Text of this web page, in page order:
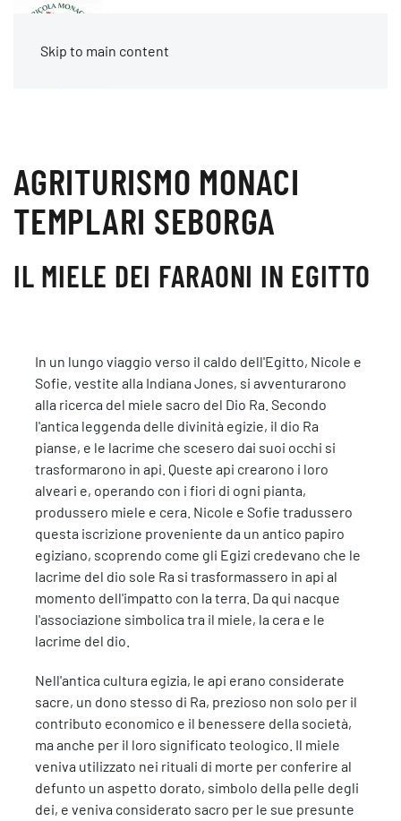
Skip to main content
AGRITURISMO MONACI
TEMPLARI SEBORGA
IL MIELE DEI FARAONI IN EGITTO
In un lungo viaggio verso il caldo dell'Egitto, Nicole e
Sofie, vestite alla Indiana Jones, si avventurarono
alla ricerca del miele sacro del Dio Ra. Secondo
l'antica leggenda delle divinità egizie, il dio Ra
pianse, e le lacrime che scesero dai suoi occhi si
trasformarono in api. Queste api crearono i loro
alveari e, operando con i fiori di ogni pianta,
produssero miele e cera. Nicole e Sofie tradussero
questa iscrizione proveniente da un antico papiro
egiziano, scoprendo come gli Egizi credevano che le
lacrime del dio sole Ra si trasformassero in api al
momento dell'impatto con la terra. Da qui nacque
l'associazione simbolica tra il miele, la cera e le
lacrime del dio.
Nell'antica cultura egizia, le api erano considerate
sacre, un dono stesso di Ra, prezioso non solo per il
contributo economico e il benessere della società,
ma anche per il loro significato teologico. Il miele
veniva utilizzato nei rituali di morte per conferire al
defunto un aspetto dorato, simbolo della pelle degli
dei, e veniva considerato sacro per le sue presunte